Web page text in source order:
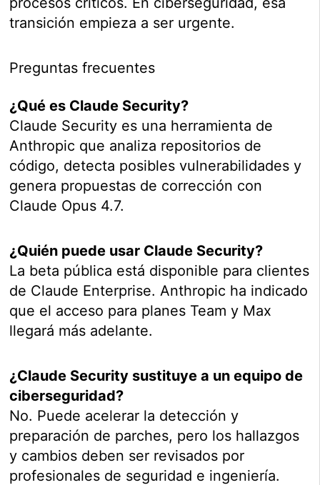
transición empieza a ser urgente.
Preguntas frecuentes
¿Qué es Claude Security?
Claude Security es una herramienta de
Anthropic que analiza repositorios de
código, detecta posibles vulnerabilidades y
genera propuestas de corrección con
Claude Opus 4.7.
¿Quién puede usar Claude Security?
La beta pública está disponible para clientes
de Claude Enterprise. Anthropic ha indicado
que el acceso para planes Team y Max
llegará más adelante.
¿Claude Security sustituye a un equipo de
ciberseguridad?
No. Puede acelerar la detección y
preparación de parches, pero los hallazgos
y cambios deben ser revisados por
profesionales de seguridad e ingeniería.